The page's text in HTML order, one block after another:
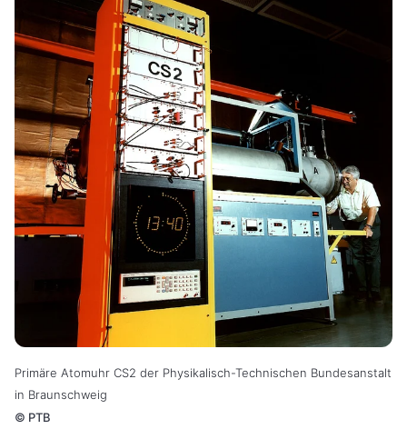
Primäre Atomuhr CS2 der Physikalisch-Technischen Bundesanstalt
in Braunschweig
© PTB